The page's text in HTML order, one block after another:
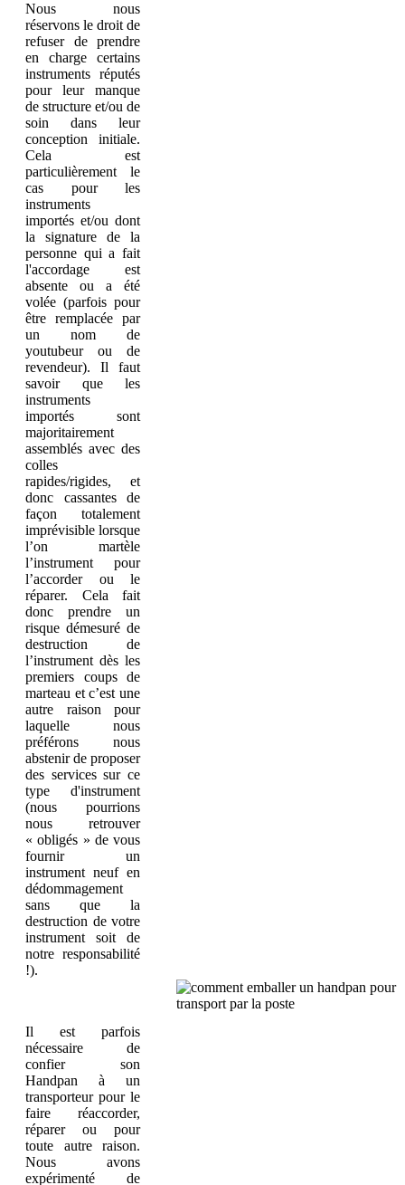
Nous nous
réservons le droit de
refuser de prendre
en charge certains
instruments réputés
pour leur manque
de structure et/ou de
soin dans leur
conception initiale.
Cela est
particulièrement le
cas pour les
instruments
importés et/ou dont
la signature de la
personne qui a fait
l'accordage est
absente ou a été
volée (parfois pour
être remplacée par
un nom de
youtubeur ou de
revendeur). Il faut
savoir que les
instruments
importés sont
majoritairement
assemblés avec des
colles
rapides/rigides, et
donc cassantes de
façon totalement
imprévisible lorsque
l’on martèle
l’instrument pour
l’accorder ou le
réparer. Cela fait
donc prendre un
risque démesuré de
destruction de
l’instrument dès les
premiers coups de
marteau et c’est une
autre raison pour
laquelle nous
préférons nous
abstenir de proposer
des services sur ce
type d'instrument
(nous pourrions
nous retrouver
« obligés » de vous
fournir un
instrument neuf en
dédommagement
sans que la
destruction de votre
instrument soit de
notre responsabilité
!).
Il est parfois
nécessaire de
confier son
Handpan à un
transporteur pour le
faire réaccorder,
réparer ou pour
toute autre raison.
Nous avons
expérimenté de